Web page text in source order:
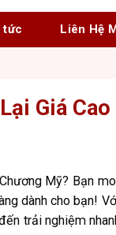
tức Liên Hệ
Giá
Mỹ? Bạn
dành cho bạn!
trải nghiệm